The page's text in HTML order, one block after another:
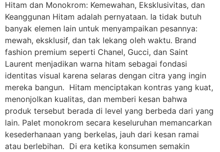
Hitam dan Monokrom: Kemewahan, Eksklusivitas, dan
Keanggunan Hitam adalah pernyataan. Ia tidak butuh
banyak elemen lain untuk menyampaikan pesannya:
mewah, eksklusif, dan tak lekang oleh waktu. Brand
fashion premium seperti Chanel, Gucci, dan Saint
Laurent menjadikan warna hitam sebagai fondasi
identitas visual karena selaras dengan citra yang ingin
mereka bangun. Hitam menciptakan kontras yang kuat,
menonjolkan kualitas, dan memberi kesan bahwa
produk tersebut berada di level yang berbeda dari yang
lain. Palet monokrom secara keseluruhan memancarkan
kesederhanaan yang berkelas, jauh dari kesan ramai
atau berlebihan. Di era ketika konsumen semakin